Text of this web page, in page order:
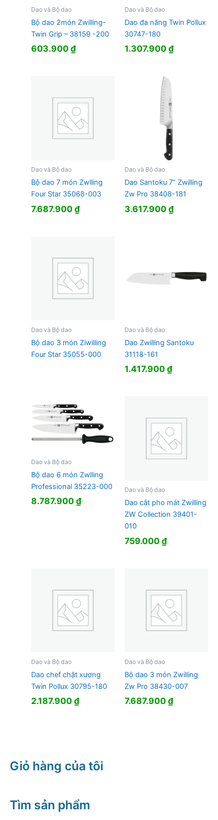
Dao và Bộ dao
Bộ dao 2món Zwilling-
Twin Grip – 38159 -200
603.900₫
Dao và Bộ dao
Dao đa năng Twin Pollux
30747-180
1.307.900₫
Dao và Bộ dao
Bộ dao 7 món Zwlling
Four Star 35068-003
7.687.900₫
Dao và Bộ dao
Dao Santoku 7” Zwilling
Zw Pro 38408-181
3.617.900₫
Dao và Bộ dao
Bộ dao 3 món Ziwilling
Four Star 35055-000
Dao và Bộ dao
Dao Zwilling Santoku
31118-161
1.417.900₫
Dao và Bộ dao
Bộ dao 6 món Zwlling
Professional 35223-000
8.787.900₫
Dao và Bộ dao
Dao cắt pho mát Zwilling
ZW Collection 39401-
010
759.000₫
Dao và Bộ dao
Dao chef chặt xương
Twin Pollux 30795-180
2.187.900₫
Dao và Bộ dao
Bộ dao 3 món Zwilling
Zw Pro 38430-007
7.687.900₫
Giỏ hàng của tôi
Tìm sản phẩm